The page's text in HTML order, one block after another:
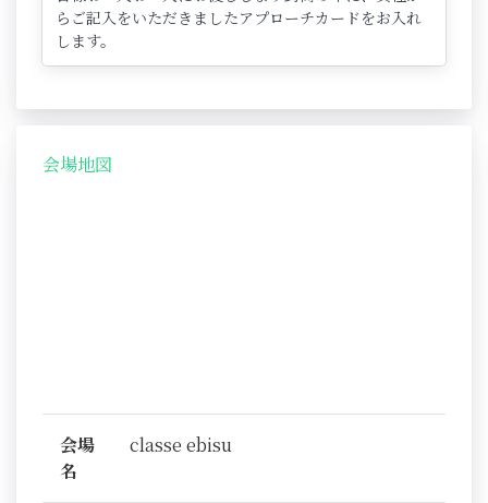
らご記入をいただきましたアプローチカードをお入れ
します。
会場地図
会場
名
classe ebisu